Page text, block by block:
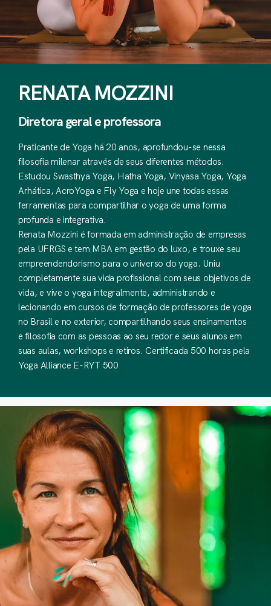
RENATA MOZZINI
Diretora geral e professora
Praticante de Yoga há 20 anos, aprofundou-se nessa
filosofia milenar através de seus diferentes métodos.
Estudou Swasthya Yoga, Hatha Yoga, Vinyasa Yoga, Yoga
Arhática, AcroYoga e Fly Yoga e hoje une todas essas
ferramentas para compartilhar o yoga de uma forma
profunda e integrativa.
Renata Mozzini é formada em administração de empresas
pela UFRGS e tem MBA em gestão do luxo, e trouxe seu
empreendendorismo para o universo do yoga. Uniu
completamente sua vida profissional com seus objetivos de
vida, e vive o yoga integralmente, administrando e
lecionando em cursos de formação de professores de yoga
no Brasil e no exterior, compartilhando seus ensinamentos
e filosofia com as pessoas ao seu redor e seus alunos em
suas aulas, workshops e retiros. Certificada 500 horas pela
Yoga Alliance E-RYT 500